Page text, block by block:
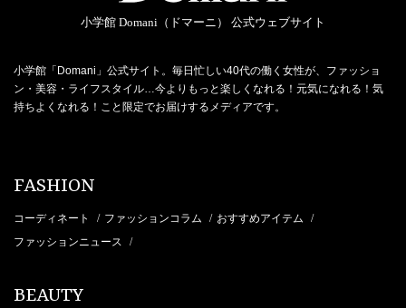
小学館 Domani（ドマーニ） 公式ウェブサイト
小学館「Domani」公式サイト。毎日忙しい40代の働く女性が、ファッショ
ン・美容・ライフスタイル…今よりもっと楽しくなれる！元気になれる！気
持ちよくなれる！こと限定でお届けするメディアです。
FASHION
コーディネート / ファッションコラム / おすすめアイテム /
ファッションニュース /
BEAUTY